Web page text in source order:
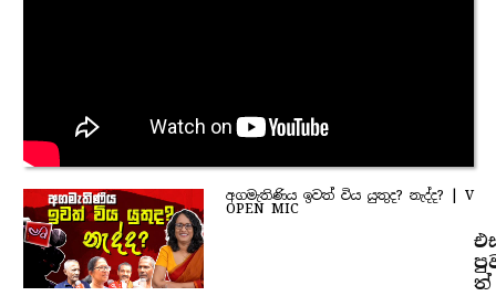
අගමැතිණිය ඉවත් විය යුතුද? නැද්ද? | V
OPEN MIC
ත්